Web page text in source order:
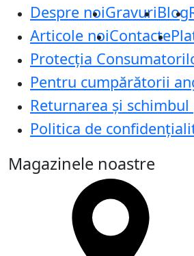
Despre noiGravuriBlog
Articole noiContacte
Protecţia
Pentru cumpărătorii
Returnarea și
Politica de
Magazinele noastre